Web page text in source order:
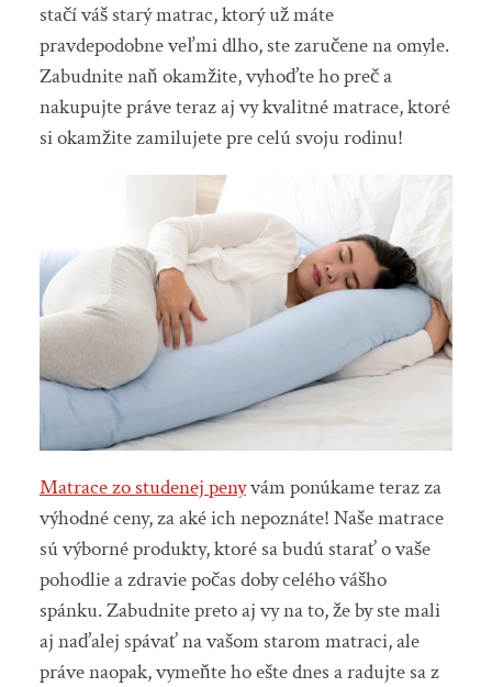
stačí váš starý matrac, ktorý už máte
pravdepodobne veľmi dlho, ste zaručene na omyle.
Zabudnite naň okamžite, vyhoďte ho preč a
nakupujte práve teraz aj vy kvalitné matrace, ktoré
si okamžite zamilujete pre celú svoju rodinu!
Matrace zo studenej penyvám ponúkame teraz za
výhodné ceny, za aké ich nepoznáte! Naše matrace
sú výborné produkty, ktoré sa budú starať o vaše
pohodlie a zdravie počas doby celého vášho
spánku. Zabudnite preto aj vy na to, že by ste mali
aj naďalej spávať na vašom starom matraci, ale
práve naopak, vymeňte ho ešte dnes a radujte sa z